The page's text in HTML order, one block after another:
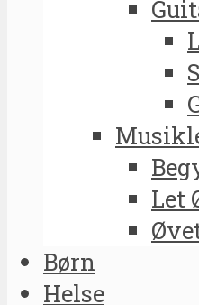
Let
Børn
Helse